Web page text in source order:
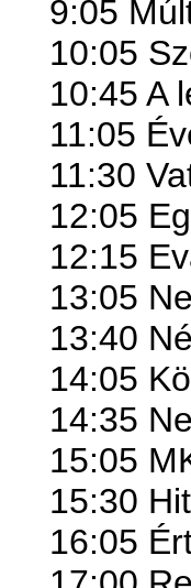
9:05
10:05
10:45 A
11:05
11:30
12:05
12:15
13:05
13:40
14:05
14:35
15:05
15:30
16:05